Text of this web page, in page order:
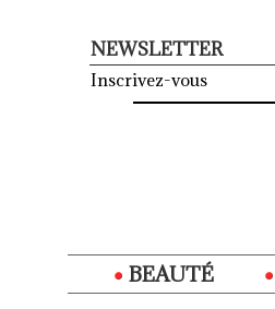
NEWSLETTER
Inscrivez-vous
BEAUTÉ